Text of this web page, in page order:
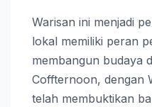
Warisan ini menjadi
lokal memiliki peran
membangun budaya
Coffternoon, dengan
telah membuktikan